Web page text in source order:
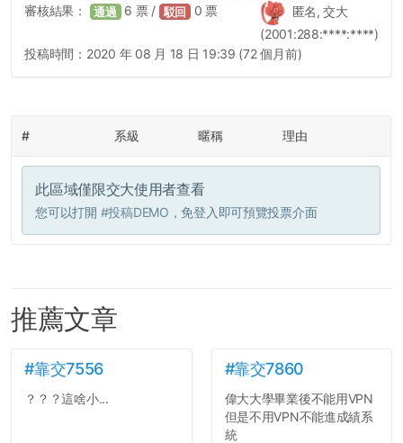
匿名, 交大
(2001:288:****:****)
審核結果： 通過 6 票 / 駁回 0 票
投稿時間： 2020 年 08 月 18 日 19:39 (72 個月前)
# 系級 暱稱 理由
此區域僅限交大使用者查看
您可以打開 #投稿DEMO ，免登入即可預覽投票介面
推薦文章
#靠交7556
？？？這啥小...
#靠交7860
偉大大學畢業後不能用VPN
但是不用VPN不能進成績系
統